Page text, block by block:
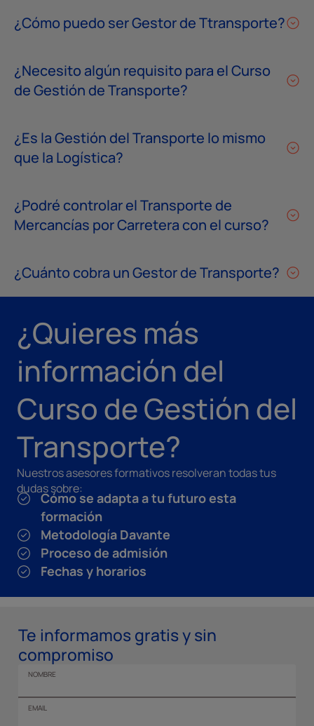
¿Cómo puedo ser Gestor de Ttransporte?
¿Necesito algún requisito para el Curso
de Gestión de Transporte?
¿Es la Gestión del Transporte lo mismo
que la Logística?
¿Podré controlar el Transporte de
Mercancías por Carretera con el curso?
¿Cuánto cobra un Gestor de Transporte?
¿Quieres más
información del
Curso de Gestión del
Transporte?
Nuestros asesores formativos resolveran todas tus
dudas sobre:
Cómo se adapta a tu futuro esta
formación
Metodología Davante
Proceso de admisión
Fechas y horarios
Te informamos gratis y sin
compromiso
NOMBRE
EMAIL